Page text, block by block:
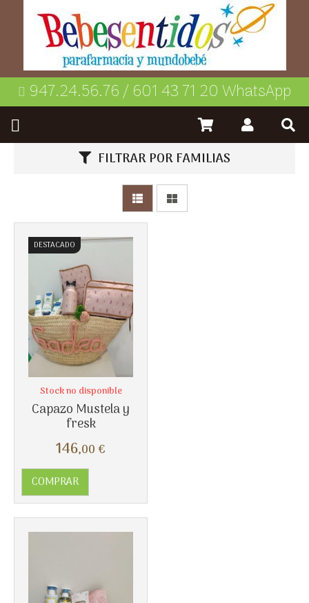
947.24.56.76 / 601 43 71 20 WhatsApp
FILTRAR POR FAMILIAS
DESTACADO
Capazo Mustela y
fresk
146,00 €
Stock no disponible
COMPRAR
Más info